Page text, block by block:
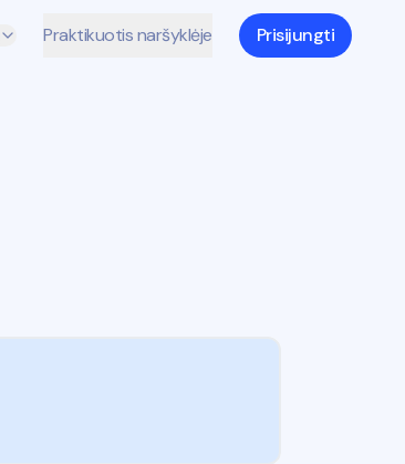
Praktikuotis naršyklėje Prisijungti